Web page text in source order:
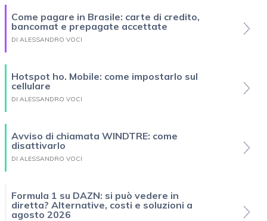
Come pagare in Brasile: carte di credito,
bancomat e prepagate accettate
DI ALESSANDRO VOCI
Hotspot ho. Mobile: come impostarlo sul
cellulare
DI ALESSANDRO VOCI
Avviso di chiamata WINDTRE: come
disattivarlo
DI ALESSANDRO VOCI
Formula 1 su DAZN: si può vedere in
diretta? Alternative, costi e soluzioni a
agosto 2026